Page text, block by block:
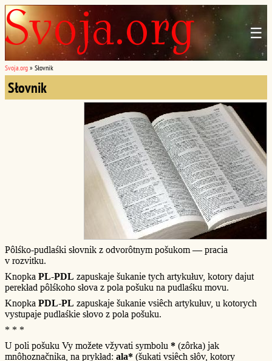
☰
Svoja.org » Słovnik
Słovnik
Pôlśko-pudlaśki słovnik z odvorôtnym pošukom — pracia
v rozvitku.
Knopka PL-PDL zapuskaje šukanie tych artykułuv, kotory dajut
perekład pôlśkoho słova z pola pošuku na pudlaśku movu.
Knopka PDL-PL zapuskaje šukanie vsiêch artykułuv, u kotorych
vystupaje pudlaśkie słovo z pola pošuku.
* * *
U poli pošuku Vy možete vžyvati symbolu * (zôrka) jak
mnôhoznačnika, na prykład: ala* (šukati vsiêch słôv, kotory